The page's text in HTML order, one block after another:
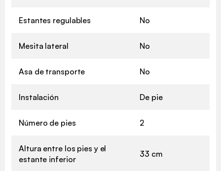
Estantes regulables No
Mesita lateral No
Asa de transporte No
Instalación De pie
Número de pies 2
Altura entre los pies y el
estante inferior
33 cm